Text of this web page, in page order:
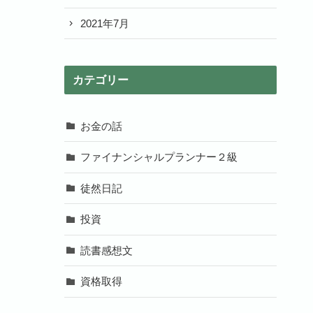
2021年7月
カテゴリー
お金の話
ファイナンシャルプランナー２級
徒然日記
投資
読書感想文
資格取得